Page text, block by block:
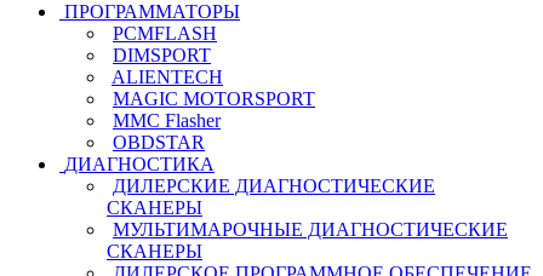
ПРОГРАММАТОРЫ
PCMFLASH
DIMSPORT
ALIENTECH
MAGIC MOTORSPORT
MMC Flasher
OBDSTAR
ДИАГНОСТИКА
ДИЛЕРСКИЕ ДИАГНОСТИЧЕСКИЕ
СКАНЕРЫ
МУЛЬТИМАРОЧНЫЕ ДИАГНОСТИЧЕСКИЕ
СКАНЕРЫ